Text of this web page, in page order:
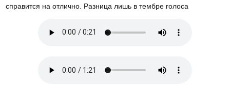
справится на отлично. Разница лишь в тембре голоса